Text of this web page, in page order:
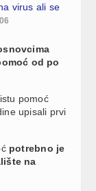
virus ali se
od po
pomoć
upisali prvi
potrebno je
na